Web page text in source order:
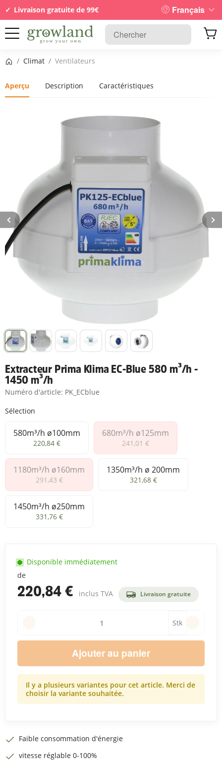
Livraison gratuite de 99€ Français
Page d’accueil
/ Climat / Ventilateurs
Aperçu Description Caractéristiques
Extracteur Prima Klima EC-Blue 580 m³/h -
1450 m³/h
Numéro d'article: PK_ECblue
Sélection
580m³/h ø100mm
580m³/h ø100mm
220,84 €
680m³/h ø125mm
680m³/h ø125mm
241,01 €
1180m³/h ø160mm
1180m³/h ø160mm
291,43 €
1350m³/h ø 200mm
1350m³/h ø 200mm
321,68 €
1450m³/h ø250mm
1450m³/h ø250mm
331,76 €
de
220,84 € inclus TVA Livraison gratuite
Disponible immédiatement
Stk
Ajouter au panier
Il y a plusieurs variantes pour cet article. Merci de
choisir la variante souhaitée.
Faible consommation d'énergie
vitesse réglable 0-100%